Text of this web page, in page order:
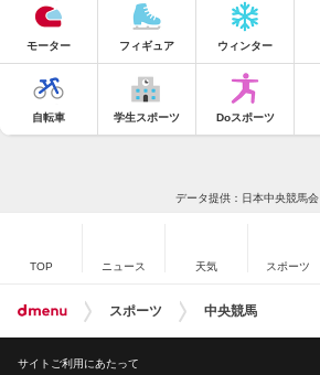
モーター フィギュア ウィンター
自転車 学生スポーツ Doスポーツ
データ提供：日本中央競馬会
TOP ニュース 天気 スポーツ
スポーツ 中央競馬
サイトご利用にあたって